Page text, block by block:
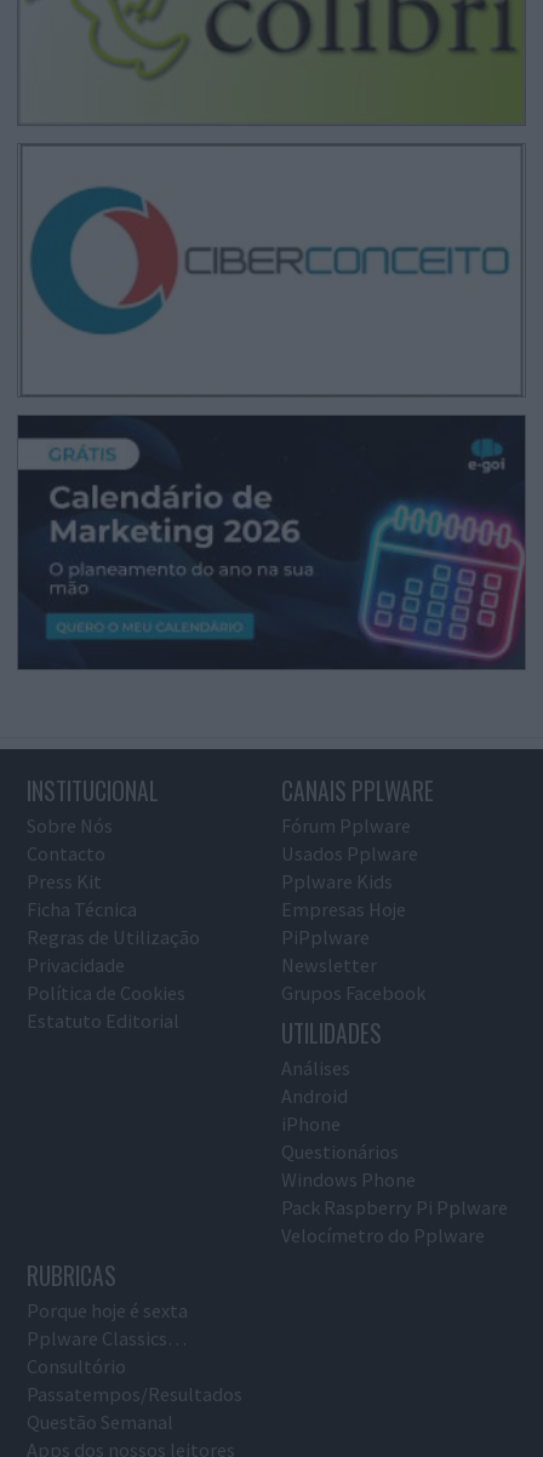
INSTITUCIONAL
Sobre Nós
Contacto
Press Kit
Ficha Técnica
Regras de Utilização
Privacidade
Política de Cookies
Estatuto Editorial
CANAIS PPLWARE
Fórum Pplware
Usados Pplware
Pplware Kids
Empresas Hoje
PiPplware
Newsletter
Grupos Facebook
UTILIDADES
Análises
Android
iPhone
Questionários
Windows Phone
Pack Raspberry Pi Pplware
Velocímetro do Pplware
RUBRICAS
Porque hoje é sexta
Pplware Classics…
Consultório
Passatempos/Resultados
Questão Semanal
Apps dos nossos leitores